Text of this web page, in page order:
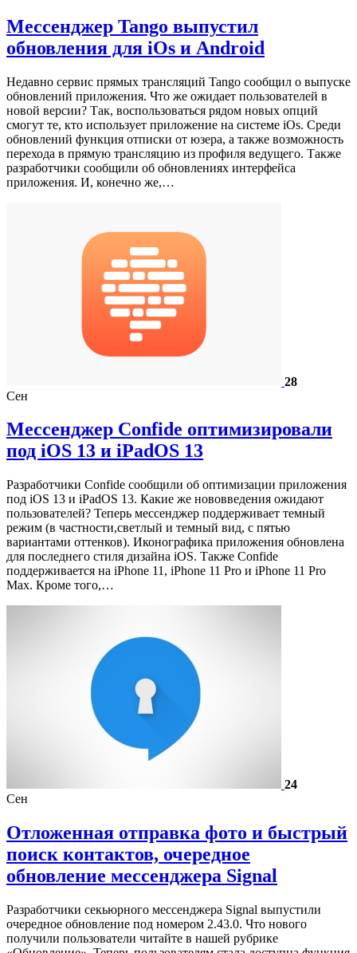
Мессенджер Tango выпустил
обновления для iOs и Android
Недавно сервис прямых трансляций Tango сообщил о выпуске
обновлений приложения. Что же ожидает пользователей в
новой версии? Так, воспользоваться рядом новых опций
смогут те, кто использует приложение на системе iOs. Среди
обновлений функция отписки от юзера, а также возможность
перехода в прямую трансляцию из профиля ведущего. Также
разработчики сообщили об обновлениях интерфейса
приложения. И, конечно же,…
28
Сен
Мессенджер Confide оптимизировали
под iOS 13 и iPadOS 13
Разработчики Confide сообщили об оптимизации приложения
под iOS 13 и iPadOS 13. Какие же нововведения ожидают
пользователей? Теперь мессенджер поддерживает темный
режим (в частности,светлый и темный вид, с пятью
вариантами оттенков). Иконографика приложения обновлена
для последнего стиля дизайна iOS. Также Confide
поддерживается на iPhone 11, iPhone 11 Pro и iPhone 11 Pro
Max. Кроме того,…
24
Сен
Отложенная отправка фото и быстрый
поиск контактов, очередное
обновление мессенджера Signal
Разработчики секьюрного мессенджера Signal выпустили
очередное обновление под номером 2.43.0. Что нового
получили пользователи читайте в нашей рубрике